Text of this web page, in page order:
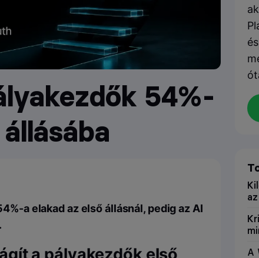
54%-
a elakad az első állásnál, pedig az AI
A